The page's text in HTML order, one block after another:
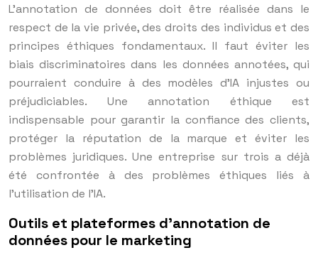
L’annotation de données doit être réalisée dans le
respect de la vie privée, des droits des individus et des
principes éthiques fondamentaux. Il faut éviter les
biais discriminatoires dans les données annotées, qui
pourraient conduire à des modèles d’IA injustes ou
préjudiciables. Une annotation éthique est
indispensable pour garantir la confiance des clients,
protéger la réputation de la marque et éviter les
problèmes juridiques. Une entreprise sur trois a déjà
été confrontée à des problèmes éthiques liés à
l’utilisation de l’IA.
Outils et plateformes d’annotation de
données pour le marketing